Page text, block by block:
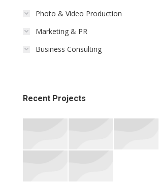
Photo & Video Production
Marketing & PR
Business Consulting
Recent Projects